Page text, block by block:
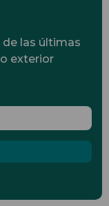
las últimas
exterior